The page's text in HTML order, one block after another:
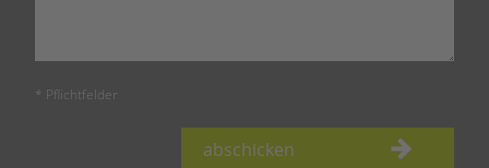
* Pflichtfelder
abschicken